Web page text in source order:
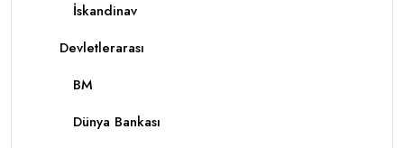
İskandinav
Devletlerarası
BM
Dünya Bankası